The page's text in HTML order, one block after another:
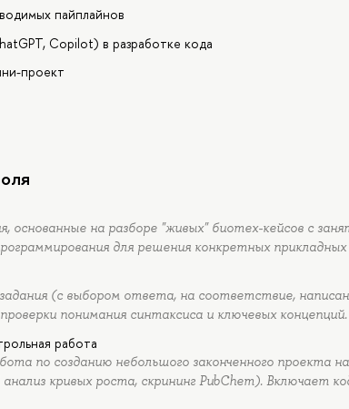
пайплайнов
Copilot) в разработке кода
проект
основанные на разборе "живых" биотех-кейсов с
для решения конкретных прикладных
(с выбором ответа, на соответствие,
понимания синтаксиса и ключевых концепций.
работа
по созданию небольшого законченного проекта
анализ кривых роста, скрининг PubChem). Включает